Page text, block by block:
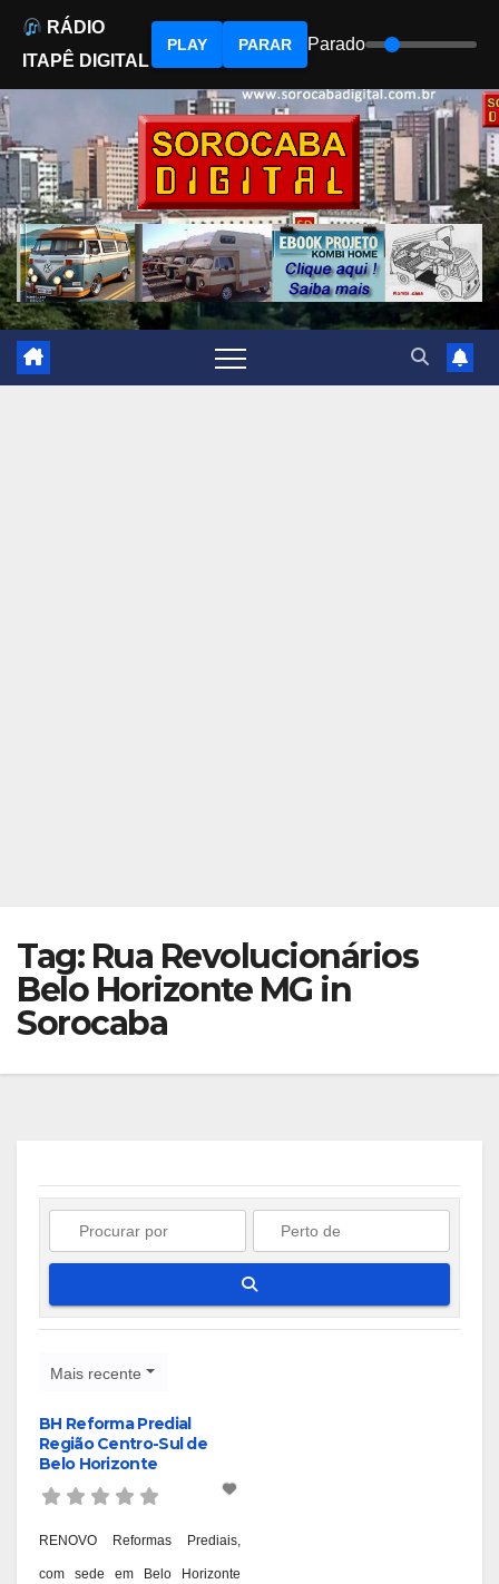
to
content
Tag: Rua Revolucionários
Belo Horizonte MG in
Sorocaba
Mais recente
BH Reforma Predial
Região Centro-Sul de
Belo Horizonte
RENOVO Reformas Prediais,
com sede em Belo Horizonte
RÁDIO
ITAPÊ DIGITAL
PLAY PARAR Parado